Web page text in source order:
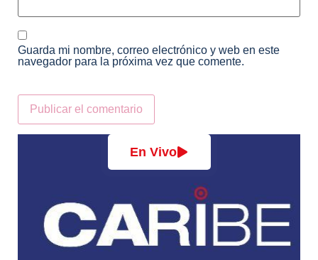
Guarda mi nombre, correo electrónico y web en este
navegador para la próxima vez que comente.
En Vivo